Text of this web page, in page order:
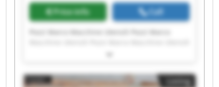
Price info Call
Pozzi Marco Macchine Utensili Pozzi Marco
Pozzi Marco Macchine Utensili Pozzi Marco
Pozzi Marco Macchine Utensili Pozzi Marco
Macchine Utensili Pozzi Marco Macchine Utensili
Listing